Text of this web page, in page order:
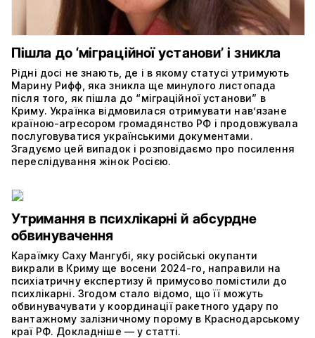
Пішла до ‘міграційної установи’ і зникла
Рідні досі не знають, де і в якому статусі утримують
Марину Рифф, яка зникла ще минулого листопада
після того, як пішла до “міграційної установи” в
Криму. Українка відмовилася отримувати нав’язане
країною-агресором громадянство РФ і продовжувала
послуговуватися українськими документами.
Згадуємо цей випадок і розповідаємо про посилення
переслідування жінок Росією.
Утримання в психлікарні й абсурдне
обвинувачення
Караїмку Саху Мангубі, яку російські окупанти
викрали в Криму ще восени 2024-го, направили на
психіатричну експертизу й примусово помістили до
психлікарні. Згодом стало відомо, що її можуть
обвинувачувати у координації ракетного удару по
вантажному залізничному порому в Краснодарському
краї РФ. Докладніше — у статті.